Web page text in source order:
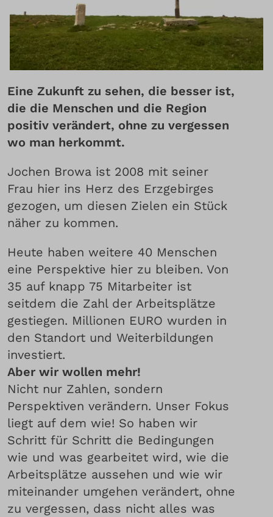
Eine Zukunft zu sehen, die besser ist,
die die Menschen und die Region
positiv verändert, ohne zu vergessen
wo man herkommt.
Jochen Browa ist 2008 mit seiner
Frau hier ins Herz des Erzgebirges
gezogen, um diesen Zielen ein Stück
näher zu kommen.
Heute haben weitere 40 Menschen
eine Perspektive hier zu bleiben. Von
35 auf knapp 75 Mitarbeiter ist
seitdem die Zahl der Arbeitsplätze
gestiegen. Millionen EURO wurden in
den Standort und Weiterbildungen
investiert.
Aber wir wollen mehr!
Nicht nur Zahlen, sondern
Perspektiven verändern. Unser Fokus
liegt auf dem wie! So haben wir
Schritt für Schritt die Bedingungen
wie und was gearbeitet wird, wie die
Arbeitsplätze aussehen und wie wir
miteinander umgehen verändert, ohne
zu vergessen, dass nicht alles was